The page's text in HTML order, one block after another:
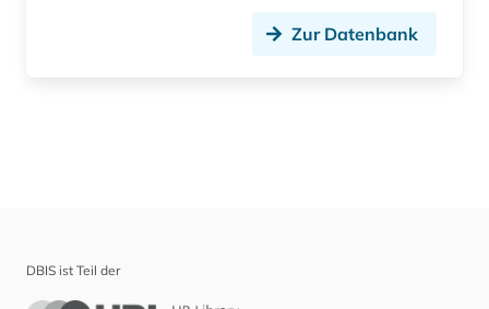
Zur Datenbank
DBIS ist Teil der